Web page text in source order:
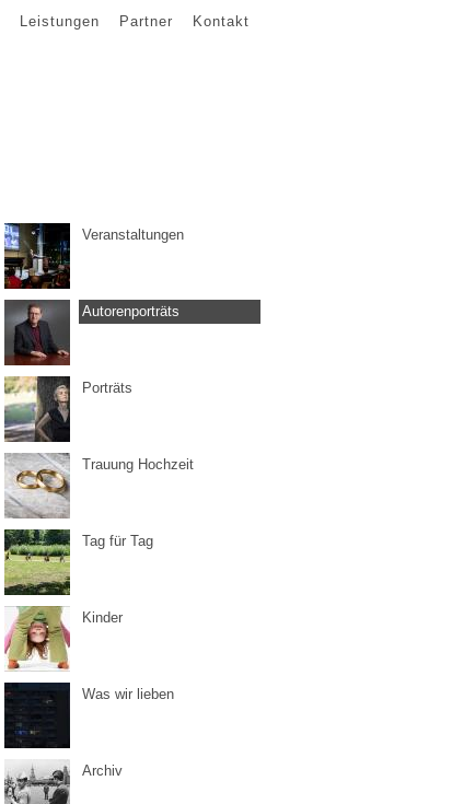
Leistungen Partner Kontakt
Veranstaltungen
Autorenporträts
Porträts
Trauung Hochzeit
Tag für Tag
Kinder
Was wir lieben
Archiv